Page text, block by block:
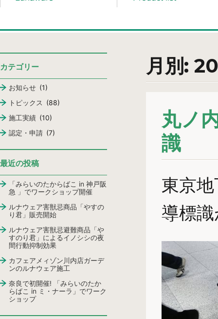
月別:
丸ノ
識
東京
導標
カテゴリー
お知らせ (1)
トピックス (88)
施工実績 (10)
認定・申請 (7)
最近の投稿
「みらいのたからばこ in 神戸阪
急 」でワークショップ開催
ルナウェア害獣忌商品「やすの
り君」販売開始
ルナウェア害獣忌避難商品「や
すのり君」によるイノシシの夜
間行動抑制効果
カフェアメィゾン川内店ガーデ
ンのルナウェア施工
奈良で初開催! 「みらいのたか
らばこ in ミ・ナーラ」でワーク
ショップ